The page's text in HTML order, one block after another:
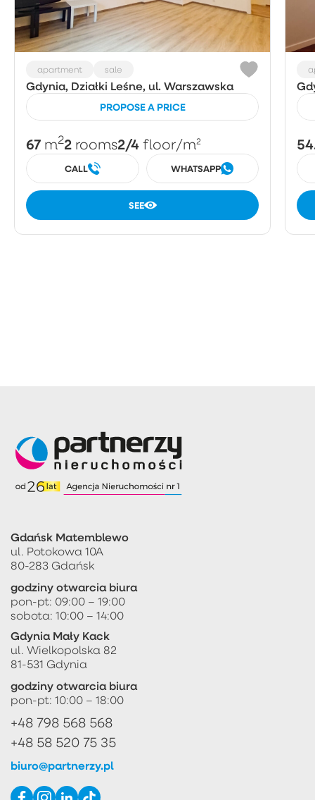
apartment sale
Gdynia, Działki Leśne, ul. Warszawska
PROPOSE A PRICE
67 m22 rooms2/4 floor/m²
CALL WHATSAPP
SEE
Gdańsk Matemblewo
ul. Potokowa 10A
80-283 Gdańsk
godziny otwarcia biura
pon-pt: 09:00 – 19:00
sobota: 10:00 – 14:00
Gdynia Mały Kack
ul. Wielkopolska 82
81-531 Gdynia
godziny otwarcia biura
pon-pt: 10:00 – 18:00
+48 798 568 568
+48 58 520 75 35
biuro@partnerzy.pl